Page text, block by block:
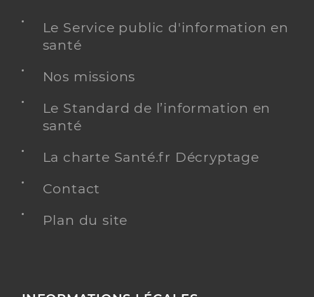
Le Service public d'information en
santé
Nos missions
Le Standard de l’information en
santé
La charte Santé.fr Décryptage
Contact
Plan du site